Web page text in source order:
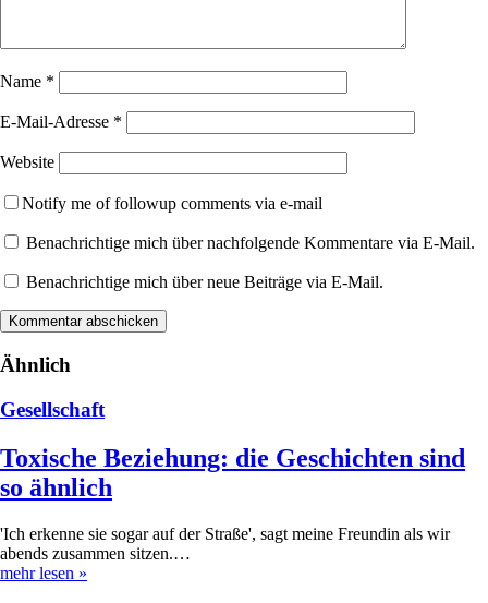
Name *
E-Mail-Adresse *
Website
Notify me of followup comments via e-mail
Benachrichtige mich über nachfolgende Kommentare via E-Mail.
Benachrichtige mich über neue Beiträge via E-Mail.
Ähnlich
Gesellschaft
Toxische Beziehung: die Geschichten sind
so ähnlich
'Ich erkenne sie sogar auf der Straße', sagt meine Freundin als wir
abends zusammen sitzen.…
mehr lesen »